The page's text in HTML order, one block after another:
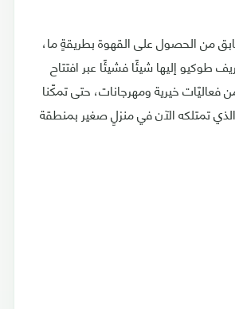
من الحصول على القهوة بطريقةٍ ما،
طوكيو إليها شيئًا فشيئًا عبر افتتاح
فعاليّات خيرية ومهرجانات، حتى تمكّنا
تمتلكه الآن في منزلٍ صغير بمنطقة